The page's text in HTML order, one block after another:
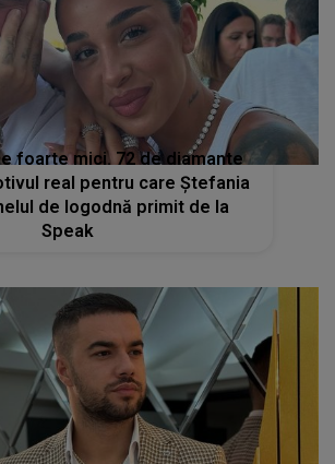
foarte mici. 72 de diamante
real pentru care Ștefania
de logodnă primit de la
Speak